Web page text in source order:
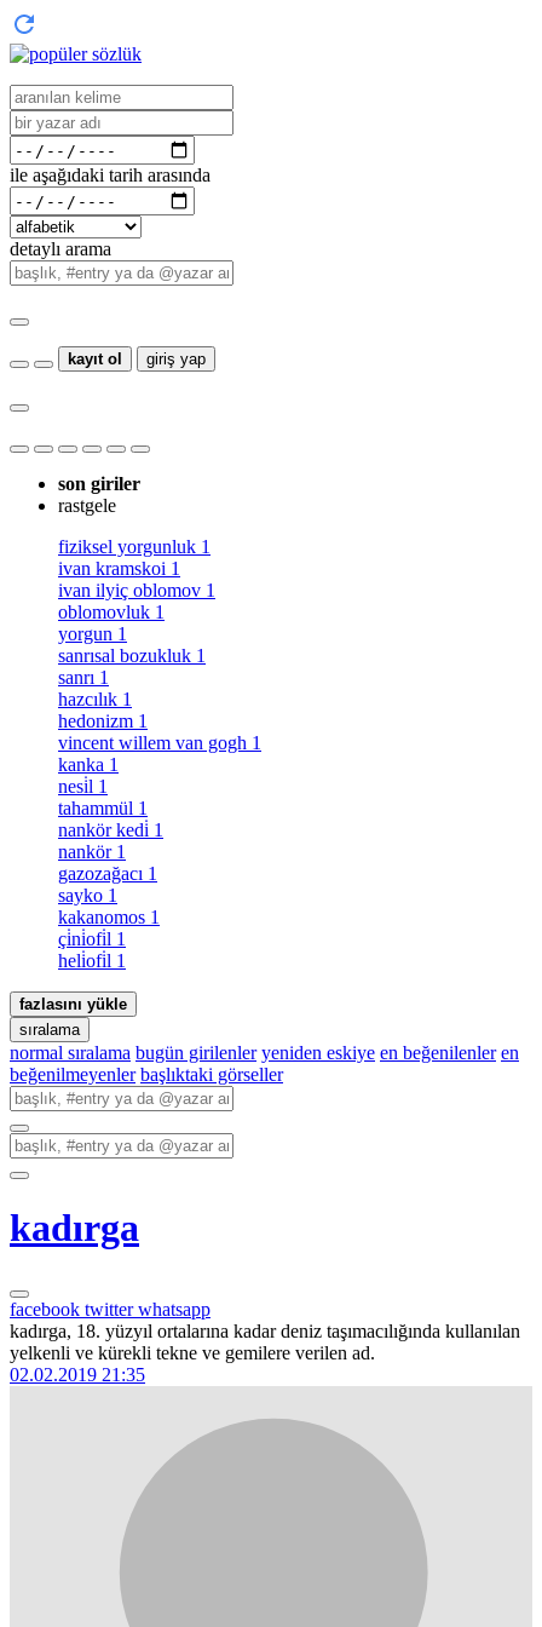
ile aşağıdaki tarih arasında
detaylı arama
kayıt ol giriş yap
son giriler
rastgele
fiziksel yorgunluk 1
ivan kramskoi 1
ivan ilyiç oblomov 1
oblomovluk 1
yorgun 1
sanrısal bozukluk 1
sanrı 1
hazcılık 1
hedonizm 1
vincent willem van gogh 1
kanka 1
nesi̇l 1
tahammül 1
nankör kedi̇ 1
nankör 1
gazozağacı 1
sayko 1
kakanomos 1
çi̇ni̇ofi̇l 1
heli̇ofi̇l 1
fazlasını yükle
sıralama
normal sıralama bugün girilenler yeniden eskiye en beğenilenler en
beğenilmeyenler başlıktaki görseller
kadırga
facebook twitterwhatsapp
kadırga, 18. yüzyıl ortalarına kadar deniz taşımacılığında kullanılan
yelkenli ve kürekli tekne ve gemilere verilen ad.
02.02.2019 21:35